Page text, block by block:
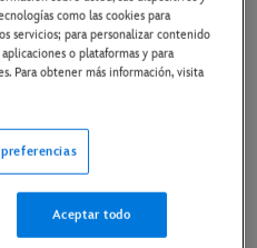
SOLO EN CINES
en YouTube
como las cookies para
servicios; para personalizar contenido
o plataformas y para
Para obtener más información, visita
Aceptar todo